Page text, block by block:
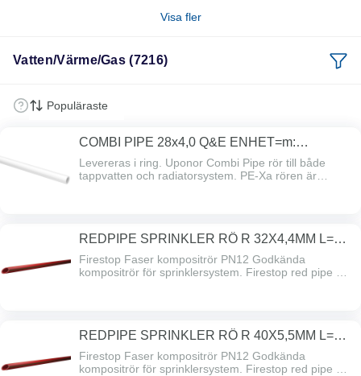
Visa fler
Vatten/Värme/Gas (7216)
COMBI PIPE 28x4,0 Q&E ENHET=m:
50m/RING
Levereras i ring. Uponor Combi Pipe rör till både
tappvatten och radiatorsystem. PE-Xa rören är
REDPIPE SPRINKLER RÖ R 32X4,4MM L=6M
12BA
Firestop Faser kompositrör PN12 Godkända
kompositrör för sprinklersystem. Firestop red pipe har
funktionen i hela anläggningen.
REDPIPE SPRINKLER RÖ R 40X5,5MM L=6M
12BA
Firestop Faser kompositrör PN12 Godkända
kompositrör för sprinklersystem. Firestop red pipe har